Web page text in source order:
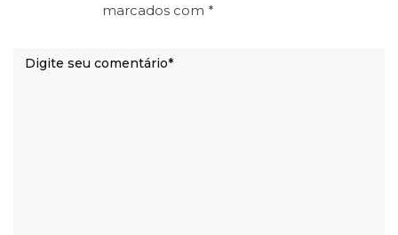
marcados com *